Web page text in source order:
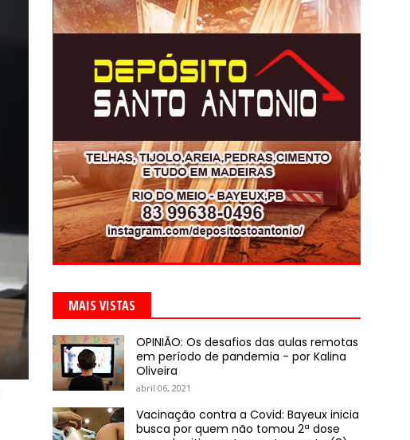
MAIS VISTAS
OPINIÃO: Os desafios das aulas remotas
em período de pandemia - por Kalina
Oliveira
abril 06, 2021
Vacinação contra a Covid: Bayeux inicia
busca por quem não tomou 2ª dose